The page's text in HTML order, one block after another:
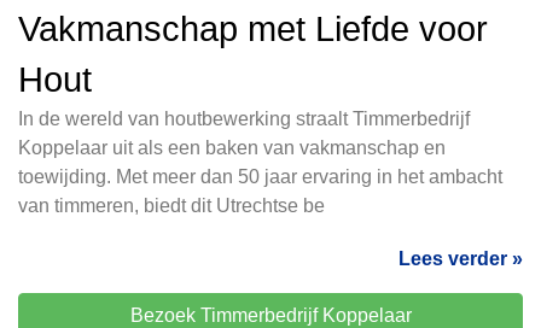
Vakmanschap met Liefde voor
Hout
In de wereld van houtbewerking straalt Timmerbedrijf
Koppelaar uit als een baken van vakmanschap en
toewijding. Met meer dan 50 jaar ervaring in het ambacht
van timmeren, biedt dit Utrechtse be
Lees verder »
Bezoek Timmerbedrijf Koppelaar